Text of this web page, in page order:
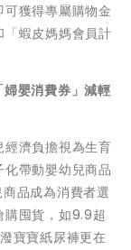
可獲得專屬購物金
蝦皮媽媽會員計
嬰消費券」減輕
濟負擔視為生育
帶動嬰幼兒商品
品成為消費者選
囤貨，如9.9超
寶寶紙尿褲更在